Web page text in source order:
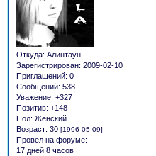
Откуда: Алинтаун
Зарегистрирован: 2009-02-10
Приглашений: 0
Сообщений: 538
Уважение: +327
Позитив: +148
Пол: Женский
Возраст: 30 [1996-05-09]
Провел на форуме:
17 дней 8 часов